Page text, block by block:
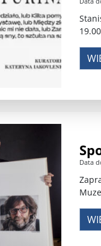
z jakimi partiami
Uczelnia będzie
nie dał się
z Lady Gagą,
eksportu broni do
Przeciwnicy
kino, ale kocham też
dyskusji o sensie
aż do chmur.
Data